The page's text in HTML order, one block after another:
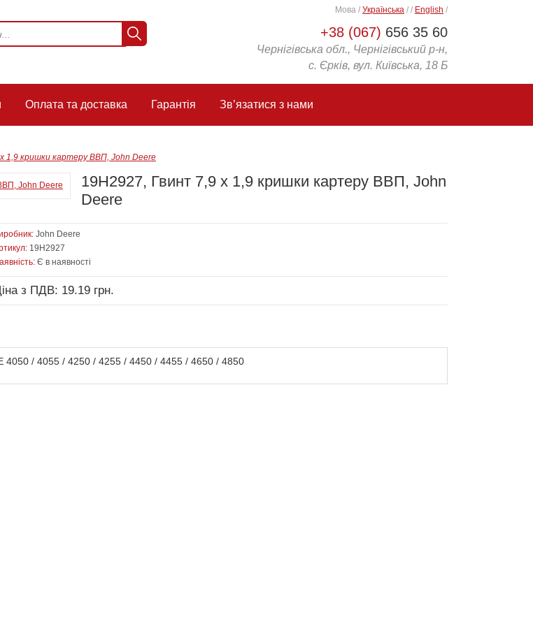
+38 (067) 656 35 60
Чернігівська обл., Чернігівський р-н,
с. Єрків, вул. Київська, 18 Б
Мова / Українська / / English /
Оплата та доставка Гарантія Зв’язатися з нами
1,9 кришки картеру ВВП, John Deere
19H2927, Гвинт 7,9 x 1,9 кришки картеру ВВП, John
Deere
John Deere
19H2927
Є в наявності
з ПДВ: 19.19 грн.
4050 / 4055 / 4250 / 4255 / 4450 / 4455 / 4650 / 4850